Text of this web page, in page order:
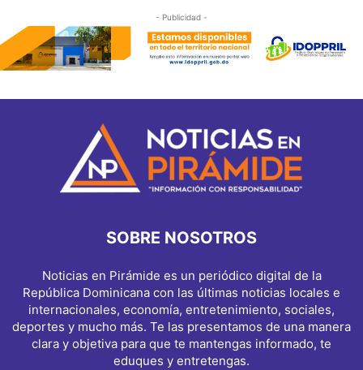
- Publicidad -
SOBRE NOSOTROS
Noticias en Pirámide es un periódico digital de la
República Dominicana con las últimas noticias locales e
internacionales, economía, entretenimiento, sociales,
deportes y mucho más. Te las presentamos de una manera
clara y objetiva para que te mantengas informado, te
eduques y entretengas.